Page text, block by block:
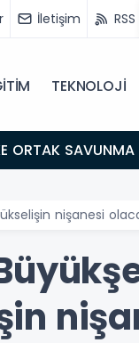
İletişim RSS
TEKNOLOJİ
nişanesi